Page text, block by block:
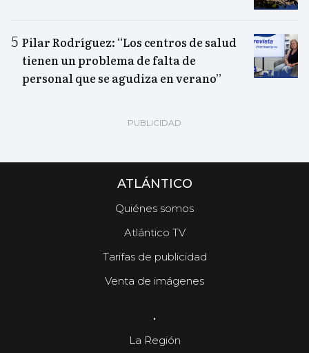
Pilar Rodríguez: “Los centros de salud
tienen un problema de falta de
personal que se agudiza en verano”
ATLÁNTICO
Quiénes somos
Atlántico TV
Tarifas de publicidad
Venta de imágenes
.
La Región